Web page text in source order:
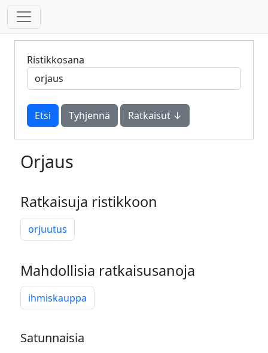
Ristikkosana
Tyhjennä Ratkaisut ↓
Orjaus
Ratkaisuja ristikkoon
orjuutus
Mahdollisia ratkaisusanoja
ihmiskauppa
Satunnaisia